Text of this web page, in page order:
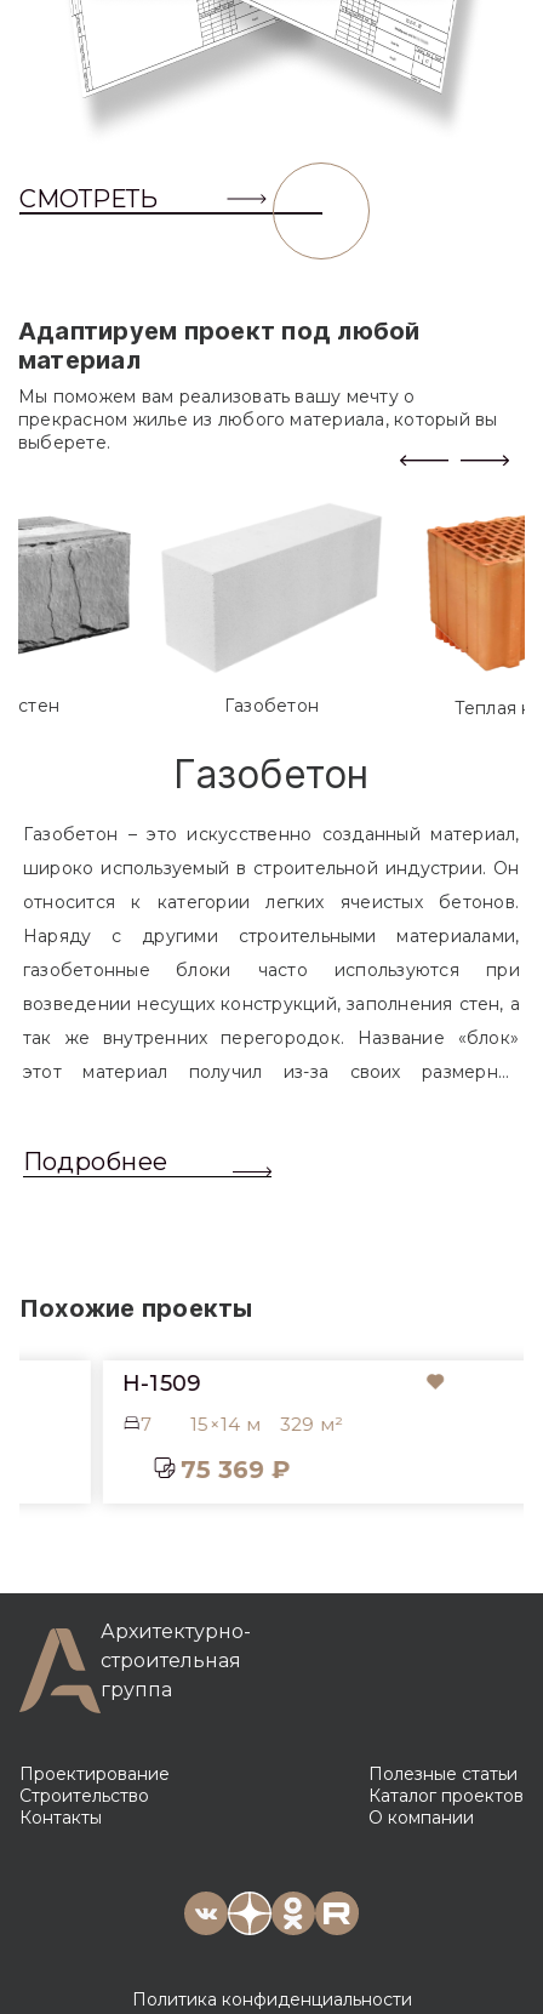
СМОТРЕТЬ
Адаптируем проект под любой
материал
Мы поможем вам реализовать вашу мечту о
прекрасном жилье из любого материала, который вы
выберете.
Газобетон Теплая
Газобетон
Газобетон – это искусственно созданный материал,
широко используемый в строительной индустрии. Он
относится к категории легких ячеистых бетонов.
Наряду с другими строительными материалами,
газобетонные блоки часто используются при
возведении несущих конструкций, заполнения стен, а
так же внутренних перегородок. Название «блок»
этот материал получил из-за своих размерных
обычный одинарный кирпич. Размер блоков различен
Подробнее
Похожие проекты
H-1509
15×14 м 329 м²
75 369 ₽
Архитектурно-
строительная
группа
Проектирование
Строительство
Контакты
Полезные статьи
Каталог проектов
О компании
Политика конфиденциальности